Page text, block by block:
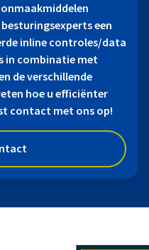
een
inline controles/data
in combinatie met
de verschillende
hoe u efficiënter
contact met ons op!